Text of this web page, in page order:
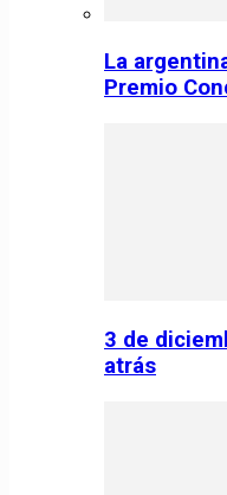
La
Premio
3 de
atrás